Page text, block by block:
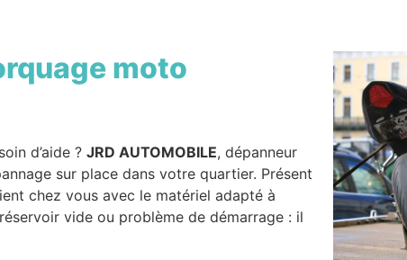
moto
d’aide ? JRD AUTOMOBILE, dépanneur
sur place dans votre quartier. Présent
chez vous avec le matériel adapté à
vide ou problème de démarrage : il